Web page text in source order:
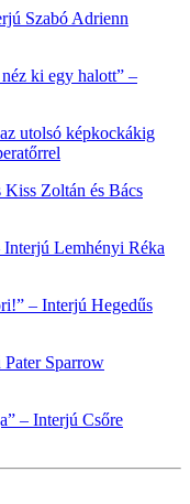
Szabó Adrienn
ki egy halott” –
utolsó képkockákig
Zoltán és Bács
Interjú Lemhényi Réka
– Interjú Hegedűs
Pater Sparrow
– Interjú Csőre